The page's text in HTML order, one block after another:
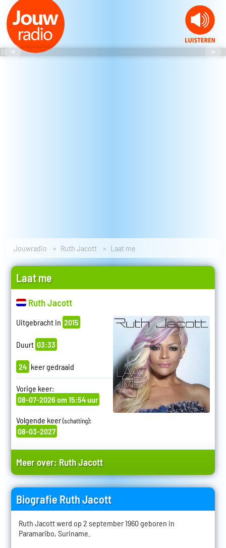
Jouwradio Ruth Jacott Laat me
Laat me
Ruth Jacott
Uitgebracht in 2015
Duurt 03:33
24 keer gedraaid
Vorige keer:
08-07-2026 om 15:54 uur
Volgende keer(schatting):
08-03-2027
Meer over: Ruth Jacott
Biografie Ruth Jacott
Ruth Jacott werd op 2 september 1960 geboren in
Paramaribo, Suriname.